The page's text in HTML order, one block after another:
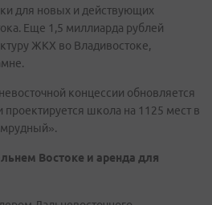
для новых и действующих
Еще 1,5 миллиарда рублей
ЖКХ во Владивостоке,
концессии обновляется
школа на 1125 мест в
Востоке и аренда для